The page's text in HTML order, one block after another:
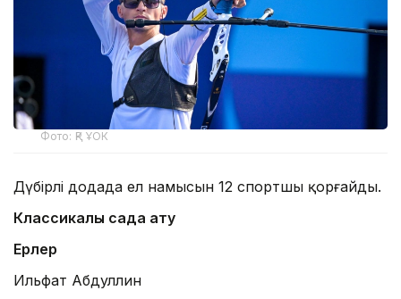
Фото: ҚР ҰОК
Дүбірлі додада ел намысын 12 спортшы қорғайды.
Классикалық садақ ату
Ерлер
Ильфат Абдуллин